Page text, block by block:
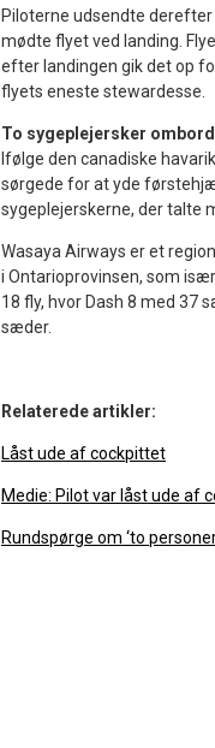
Piloterne udsendte
mødte flyet ved landing.
efter landingen gik det op
flyets eneste stewardesse.
To sygeplejersker ombord
Ifølge den canadiske
sørgede for at yde
sygeplejerskerne, der talte
Wasaya Airways er et
i Ontarioprovinsen, som
18 fly, hvor Dash 8 med 37
sæder.
Relaterede artikler:
Låst ude af cockpittet
Medie: Pilot var låst ude af
Rundspørge om ‘to